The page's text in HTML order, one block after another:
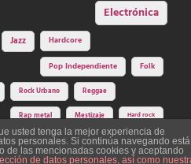
Electrónica
Jazz Hardcore
Pop Independiente Folk
Rock Urbano Reggae
Rap metal Mestizaje Hard rock
usted tenga la mejor experiencia de
personales. Si continúa navegando está
de las mencionadas cookies y aceptando
de datos personales, así como